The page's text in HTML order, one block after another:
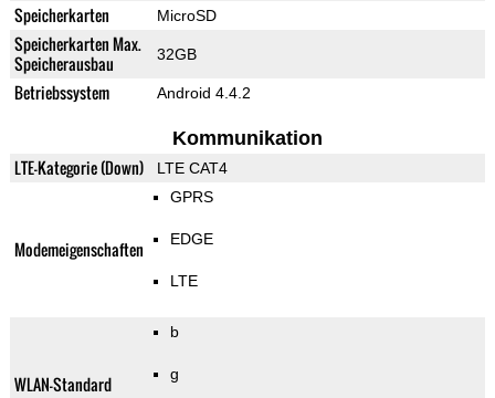
Speicherkarten MicroSD
Speicherkarten Max.
Speicherausbau
32GB
Betriebssystem Android 4.4.2
Kommunikation
LTE-Kategorie (Down) LTE CAT4
Modemeigenschaften
GPRS
EDGE
LTE
WLAN-Standard
b
g